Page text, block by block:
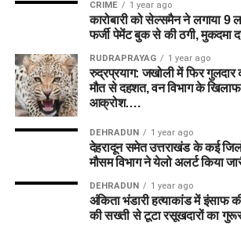
CRIME 1 year ago
कारोबारी को सेल्समैन ने लगाया 9
फर्जी पेमेंट बुक से की ठगी, मुकदमा
RUDRAPRAYAG 1 year ago
रुद्रप्रयाग: जखोली में फिर गुलदार
मौत से दहशत, वन विभाग के खिलाफ
आक्रोश….
DEHRADUN 1 year ago
देहरादून समेत उत्तराखंड के कई
मौसम विभाग ने येलो अलर्ट किया
DEHRADUN 1 year ago
अंकिता भंडारी हत्याकांड में इंसाफ
की सख्ती से टूटा रसूखदारों का